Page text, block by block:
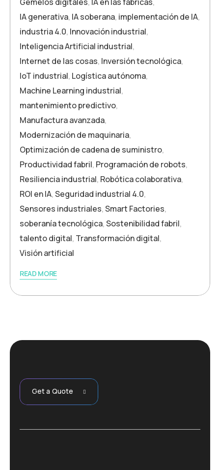
IA generativa, IA soberana, implementación de IA,
industria 4.0, Innovación industrial,
Inteligencia Artificial industrial,
Internet de las cosas, Inversión tecnológica,
IoT industrial, Logística autónoma,
Machine Learning industrial,
mantenimiento predictivo,
Manufactura avanzada,
Modernización de maquinaria,
Optimización de cadena de suministro,
Productividad fabril, Programación de robots,
Resiliencia industrial, Robótica colaborativa,
ROI en IA,Seguridad industrial 4.0,
Sensores industriales,Smart Factories,
soberanía tecnológica,Sostenibilidad fabril,
talento digital, Transformación digital,
Visión artificial
READ MORE
Get a Quote